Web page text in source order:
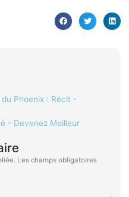
Phoenix : Récit -
- Devenez Meilleur
Les champs obligatoires